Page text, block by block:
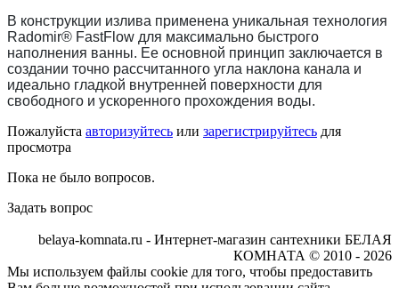
В конструкции излива применена уникальная технология
Radomir® FastFlow для максимально быстрого
наполнения ванны. Ее основной принцип заключается в
создании точно рассчитанного угла наклона канала и
идеально гладкой внутренней поверхности для
свободного и ускоренного прохождения воды.
Пожалуйста авторизуйтесь или зарегистрируйтесь для
просмотра
Пока не было вопросов.
Задать вопрос
belaya-komnata.ru - Интернет-магазин сантехники БЕЛАЯ
КОМНАТА © 2010 - 2026
Мы используем файлы cookie для того, чтобы предоставить